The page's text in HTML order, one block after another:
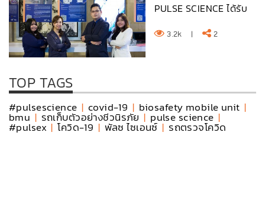
PULSE SCIENCE ได้รับ
3.2k | 2
TOP TAGS
#pulsescience | covid-19 | biosafety mobile unit |
bmu | รถเก็บตัวอย่างชีวนิรภัย | pulse science |
#pulsex | โควิด-19 | พัลซ ไซเอนซ์ | รถตรวจโควิด